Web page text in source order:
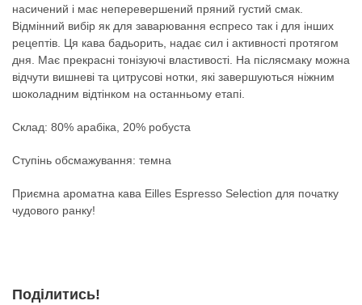
насичений і має неперевершений пряний густий смак.
Відмінний вибір як для заварювання еспресо так і для інших
рецептів. Ця кава бадьорить, надає сил і активності протягом
дня. Має прекрасні тонізуючі властивості. На післясмаку можна
відчути вишневі та цитрусові нотки, які завершуються ніжним
шоколадним відтінком на останньому етапі.
Склад: 80% арабіка, 20% робуста
Ступінь обсмажування: темна
Приємна ароматна кава Eilles Espresso Selection для початку
чудового ранку!
Поділитись!